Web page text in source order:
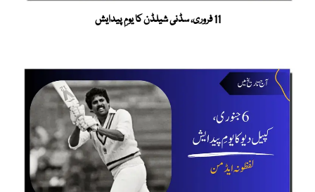
11 فروری، سڈنی شیلڈن کا یومِ پیدایش